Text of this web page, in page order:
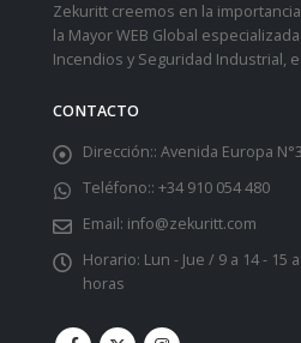
Zekuritt creemos en la
la Mayor WEB Global
Incendios y Seguridad Industrial,
CONTACTO
Dirección:: Avenida Europa
Teléfono:: +34 910 054 480
Email: info@zekuritt.com
Horario: Lun - Jue / 9 a 14 - 15
horas